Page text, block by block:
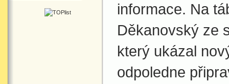
informace. Na
Děkanovský ze
který ukázal
odpoledne